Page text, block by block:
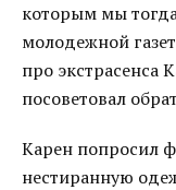
которым мы
молодежной
про экстрасенса
посоветовал
Карен попросил
нестиранную